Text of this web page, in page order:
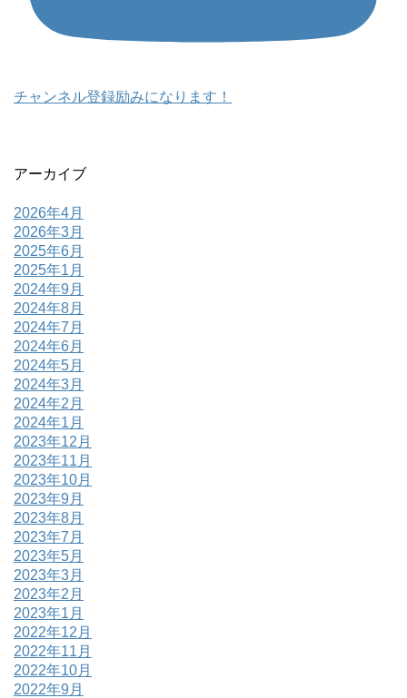
チャンネル登録励みになります！
アーカイブ
2026年4月
2026年3月
2025年6月
2025年1月
2024年9月
2024年8月
2024年7月
2024年6月
2024年5月
2024年3月
2024年2月
2024年1月
2023年12月
2023年11月
2023年10月
2023年9月
2023年8月
2023年7月
2023年5月
2023年3月
2023年2月
2023年1月
2022年12月
2022年11月
2022年10月
2022年9月